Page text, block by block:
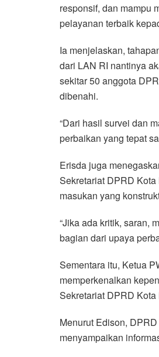
responsif, dan mampu
pelayanan terbaik
Ia menjelaskan,
dari LAN RI nantinya
sekitar 50 anggota
dibenahi.
“Dari hasil survei dan
perbaikan yang tepat
Erisda juga
Sekretariat DPRD
masukan yang
“Jika ada kritik, saran,
bagian dari upaya
Sementara itu, Ketua
memperkenalkan
Sekretariat DPRD Kota
Menurut Edison,
menyampaikan